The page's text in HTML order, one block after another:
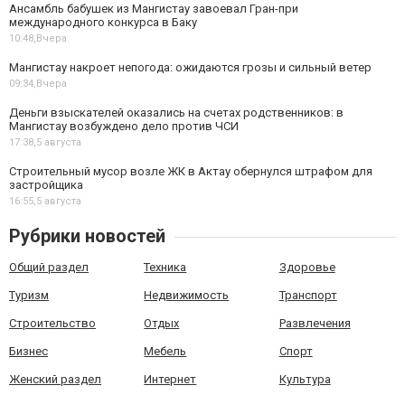
Ансамбль бабушек из Мангистау завоевал Гран-при
международного конкурса в Баку
10:48,Вчера
Мангистау накроет непогода: ожидаются грозы и сильный ветер
09:34,Вчера
Деньги взыскателей оказались на счетах родственников: в
Мангистау возбуждено дело против ЧСИ
17:38,5 августа
Строительный мусор возле ЖК в Актау обернулся штрафом для
застройщика
16:55,5 августа
Рубрики новостей
Общий раздел Техника Здоровье
Туризм Недвижимость Транспорт
Строительство Отдых Развлечения
Бизнес Мебель Спорт
Женский раздел Интернет Культура